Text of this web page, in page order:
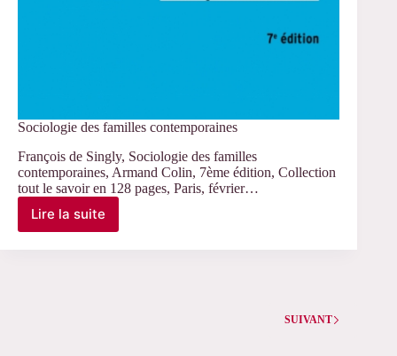
Sociologie des familles contemporaines
François de Singly, Sociologie des familles
contemporaines, Armand Colin, 7ème édition, Collection
tout le savoir en 128 pages, Paris, février…
Lire la suite
Sociologie
SUIVANT